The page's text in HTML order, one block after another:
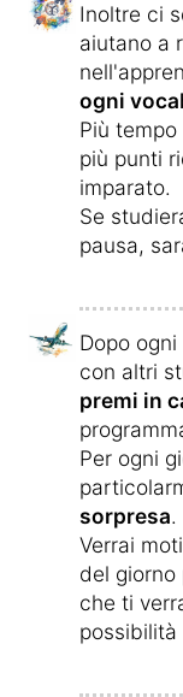
Inoltre ci
aiutano a
ogni
Più
più punti
imparato.
Se
pausa,
Dopo
con altri
premi in
Per ogni
sorpresa.
Verrai
del giorno
che ti
possibilità